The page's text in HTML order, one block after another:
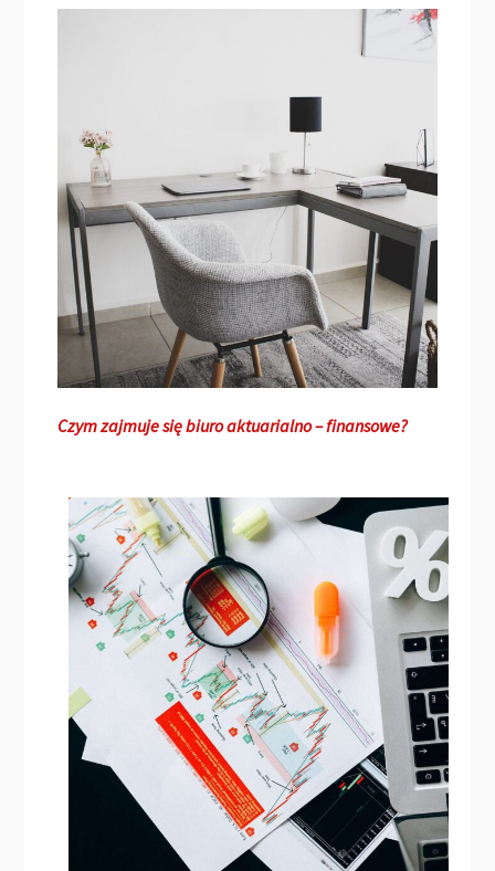
Czym zajmuje się biuro aktuarialno – finansowe?